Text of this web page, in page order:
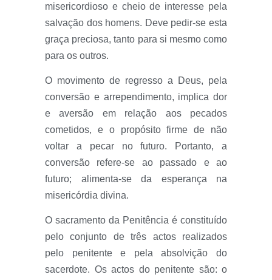
misericordioso e cheio de interesse pela
salvação dos homens. Deve pedir-se esta
graça preciosa, tanto para si mesmo como
para os outros.
O movimento de regresso a Deus, pela
conversão e arrependimento, implica dor
e aversão em relação aos pecados
cometidos, e o propósito firme de não
voltar a pecar no futuro. Portanto, a
conversão refere-se ao passado e ao
futuro; alimenta-se da esperança na
misericórdia divina.
O sacramento da Penitência é constituído
pelo conjunto de três actos realizados
pelo penitente e pela absolvição do
sacerdote. Os actos do penitente são: o